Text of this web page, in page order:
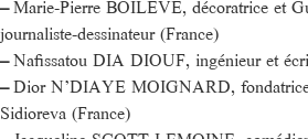
–Marie-Pierre BOILEVE, décoratrice et
journaliste-dessinateur (France)
–Nafissatou DIA DIOUF, ingénieur et
–Dior N’DIAYE MOIGNARD, fondatrice
Sidioreva (France)